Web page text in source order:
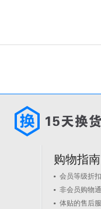
购物指南
会员等级折扣
非会员购物
体贴的售后